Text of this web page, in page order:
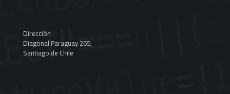
Dirección
Diagonal Paraguay 265,
Santiago de Chile